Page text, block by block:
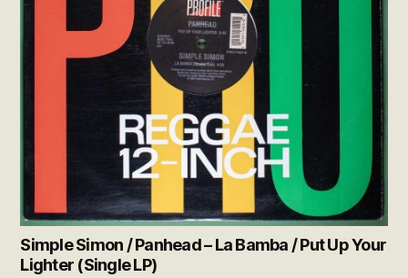
Simple Simon / Panhead – La Bamba / Put Up Your
Lighter (Single LP)